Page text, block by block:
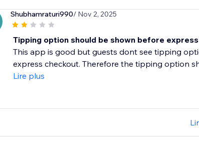
Shubhamraturi990/ Nov 2, 2025
Tipping option should be shown before
This app is good but guests dont see tipping
express checkout. Therefore the tipping option
Lire plus